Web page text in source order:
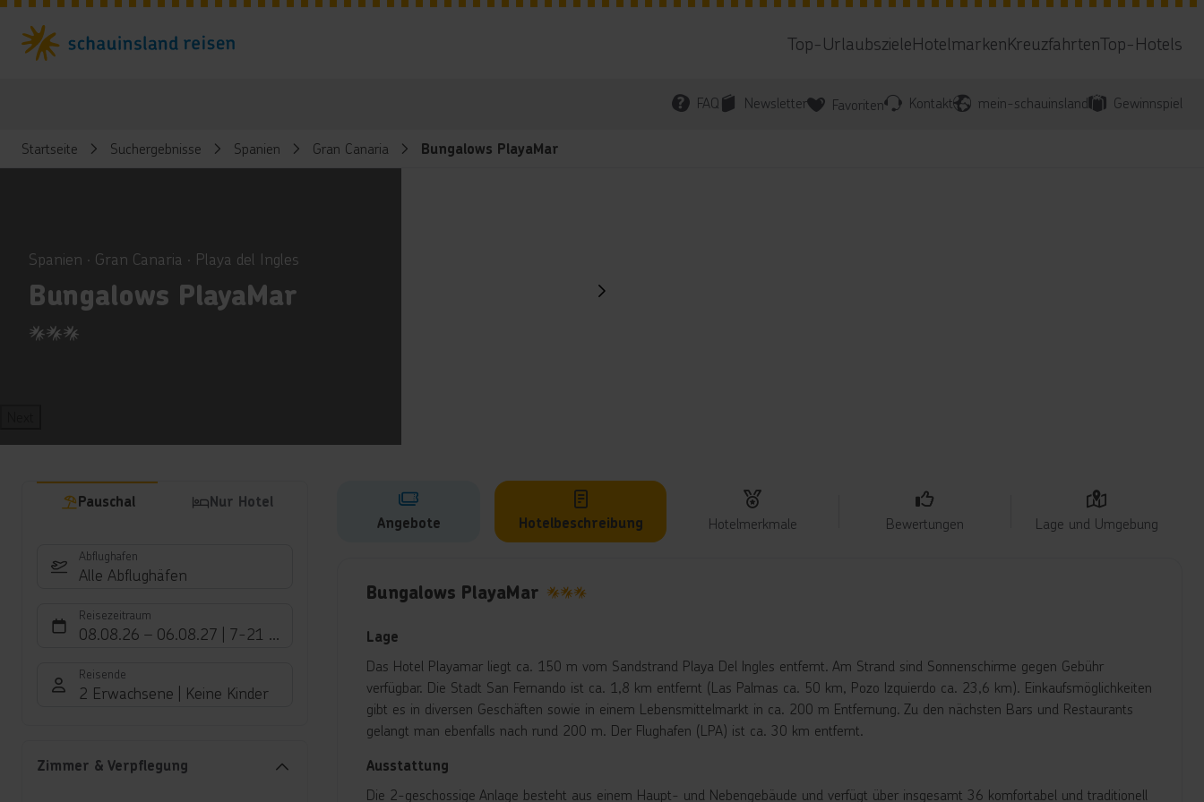
Top-UrlaubszieleHotelmarkenKreuzfahrtenTop-Hotels
FAQ Newsletter Favoriten Kontakt mein-schauinsland Gewinnspiel
Startseite Suchergebnisse Spanien Gran Canaria Bungalows PlayaMar
Spanien ∙ Gran Canaria ∙ Playa del Ingles
Bungalows PlayaMar
3
Pauschal Nur Hotel
Abflughafen
Alle Abflughäfen
Reisezeitraum
08.08.26 – 06.08.27 7-21 Nächte
Reisende
2 Erwachsene Keine Kinder
Zimmer & Verpflegung
Angebote Hotelbeschreibung Hotelmerkmale Bewertungen Lage und Umgebung
Bungalows PlayaMar
Lage
Das Hotel Playamar liegt ca. 150 m vom Sandstrand Playa Del Ingles entfernt. Am Strand sind Sonnenschirme gegen Gebühr
verfügbar. Die Stadt San Fernando ist ca. 1,8 km entfernt (Las Palmas ca. 50 km, Pozo Izquierdo ca. 23,6 km). Einkaufsmöglichkeiten
gibt es in diversen Geschäften sowie in einem Lebensmittelmarkt in ca. 200 m Entfernung. Zu den nächsten Bars und Restaurants
gelangt man ebenfalls nach rund 200 m. Der Flughafen (LPA) ist ca. 30 km entfernt.
Ausstattung
Die 2-geschossige Anlage besteht aus einem Haupt- und Nebengebäude und verfügt über insgesamt 36 komfortabel und traditionell